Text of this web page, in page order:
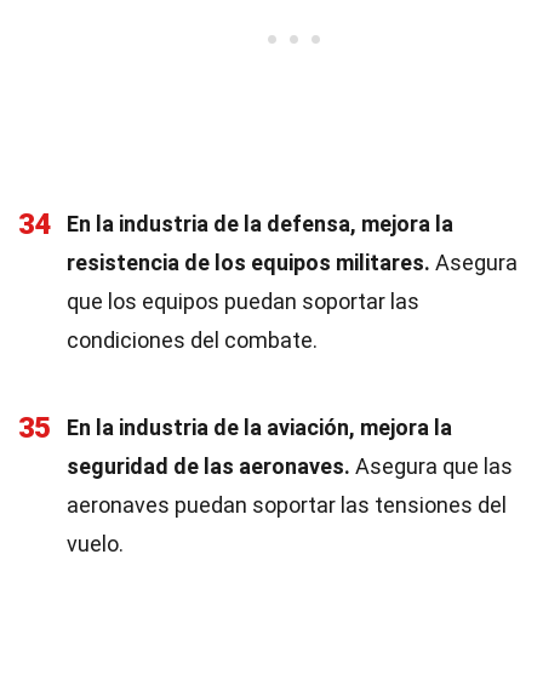
34
En la industria de la defensa, mejora la
resistencia de los equipos militares. Asegura
que los equipos puedan soportar las
condiciones del combate.
35
En la industria de la aviación, mejora la
seguridad de las aeronaves. Asegura que las
aeronaves puedan soportar las tensiones del
vuelo.